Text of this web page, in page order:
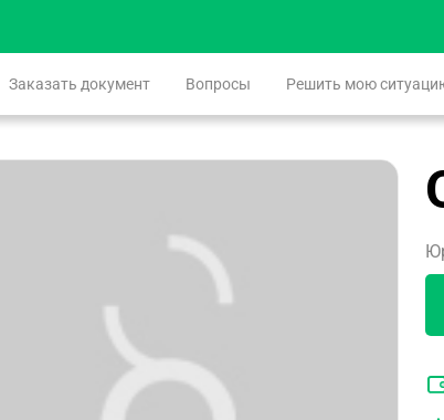
Заказать документ Вопросы Решить мою